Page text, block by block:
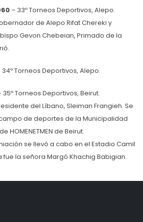
– 33º Torneos Deportivos, Alepo.
de Alepo Rifat Chereki y
Gevon Chebeian, Primado de la
34º Torneos Deportivos, Alepo.
35º Torneos Deportivos, Beirut.
del Líbano, Sleiman Frangieh. Se
de deportes de la Municipalidad
HOMENETMEN de Beirut.
se llevó a cabo en el Estadio Camil
fue la señora Margó Khachig Babigian.